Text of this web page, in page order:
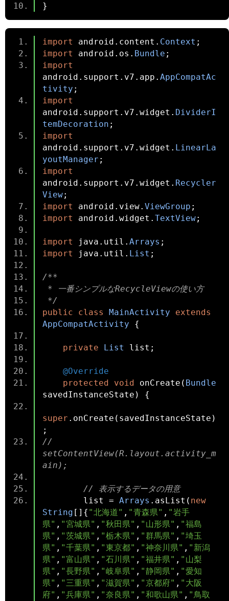
}
import android . content . Context ;
import android . os . Bundle ;
import
android . support . v7 . app . AppCompatAc
tivity ;
import
android . support . v7 . widget . DividerI
temDecoration ;
import
android . support . v7 . widget . LinearLa
youtManager ;
import
android . support . v7 . widget . Recycler
View;
import android . view. ViewGroup ;
import android . widget . TextView;
import java . util . Arrays ;
import java . util . List ;
/**
* 一番シンプルなRecycleViewの使い方
*/
public
class MainActivity
extends
AppCompatActivity
{
private List list ;
@Override
protected
void onCreate ( Bundle
savedInstanceState ) {
super . onCreate ( savedInstanceState )
;
//
setContentView(R.layout.activity_m
ain);
// 表示するデータの用意
        list
= Arrays . asList ( new
String []{ "北海道" , "青森県" , "岩手
県" , "宮城県" , "秋田県" , "山形県" , "福島
県" , "茨城県" , "栃木県" , "群馬県" , "埼玉
県" , "千葉県" , "東京都" , "神奈川県" , "新潟
県" , "富山県" , "石川県" , "福井県" , "山梨
県" , "長野県" , "岐阜県" , "静岡県" , "愛知
県" , "三重県" , "滋賀県" , "京都府" , "大阪
府" , "兵庫県" , "奈良県" , "和歌山県" , "鳥取